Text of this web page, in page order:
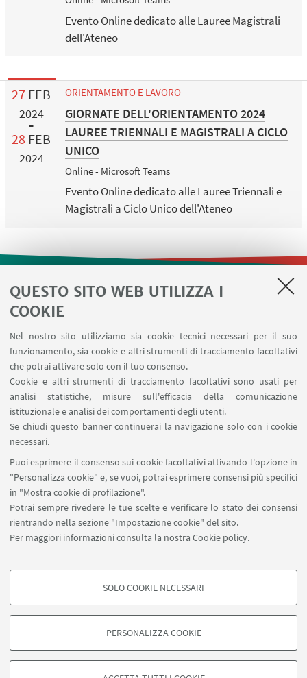
QUESTO SITO WEB UTILIZZA I
COOKIE
Nel nostro sito utilizziamo sia cookie tecnici necessari per il suo
funzionamento, sia cookie e altri strumenti di tracciamento facoltativi
che potrai attivare solo con il tuo consenso.
Cookie e altri strumenti di tracciamento facoltativi sono usati per
analisi statistiche, misure sull'efficacia della comunicazione
istituzionale e analisi dei comportamenti degli utenti.
Se chiudi questo banner continuerai la navigazione solo con i cookie
necessari.
Puoi esprimere il consenso sui cookie facoltativi attivando l'opzione in
"Personalizza cookie" e, se vuoi, potrai esprimere consensi più specifici
in "Mostra cookie di profilazione".
Potrai sempre rivedere le tue scelte e verificare lo stato dei consensi
rientrando nella sezione "Impostazione cookie" del sito.
Per maggiori informazioniconsulta la nostra Cookie policy.
COOKIE DI PROFILAZIONE - FACOLTATIVI
degli utenti, creare profili in base al loro comportamento sul sito, per analisi
di marketing.
SOLO COOKIE NECESSARI
PERSONALIZZA COOKIE
Evento Online dedicato alle Lauree Magistrali
dell'Ateneo
27 FEB
2024
28 FEB
2024
ORIENTAMENTO E LAVORO
GIORNATE DELL'ORIENTAMENTO 2024
LAUREE TRIENNALI E MAGISTRALI A CICLO
UNICO
Online - Microsoft Teams
Evento Online dedicato alle Lauree Triennali e
Magistrali a Ciclo Unico dell'Ateneo
LINK UTILI
Area riservata
Prenotazione risorse
SEGUI IL DIPARTIMENTO SU:
SEGUI UNIBO SU:
APP:
©Copyright 2026 - ALMA MATER STUDIORUM - Università di
Bologna - Via Zamboni, 33 - 40126 Bologna - PI: 01131710376 - CF:
80007010376
Privacy
Note legali
Informazioni sul sito e accessibilità